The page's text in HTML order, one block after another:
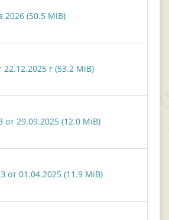
2026 (50.5 MiB)
22.12.2025 г (53.2 MiB)
от 29.09.2025 (12.0 MiB)
от 01.04.2025 (11.9 MiB)